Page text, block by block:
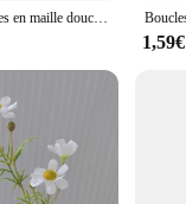
Boucles d'oreilles en maille douce pour femmes, fleur, romantique, frais, nouvelle mode, filles, décoration, 1 paire, 2023, 03
1,59€